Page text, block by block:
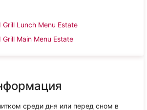
Lunch Menu Estate
Main Menu Estate
среди дня или перед сном в